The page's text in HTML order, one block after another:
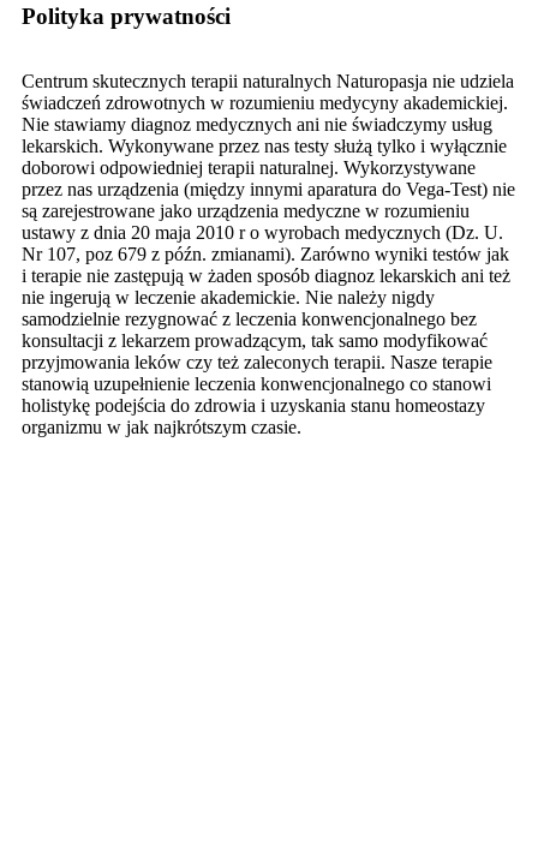
Polityka prywatności
Centrum skutecznych terapii naturalnych Naturopasja nie udziela
świadczeń zdrowotnych w rozumieniu medycyny akademickiej.
Nie stawiamy diagnoz medycznych ani nie świadczymy usług
lekarskich. Wykonywane przez nas testy służą tylko i wyłącznie
doborowi odpowiedniej terapii naturalnej. Wykorzystywane
przez nas urządzenia (między innymi aparatura do Vega-Test) nie
są zarejestrowane jako urządzenia medyczne w rozumieniu
ustawy z dnia 20 maja 2010 r o wyrobach medycznych (Dz. U.
Nr 107, poz 679 z późn. zmianami). Zarówno wyniki testów jak
i terapie nie zastępują w żaden sposób diagnoz lekarskich ani też
nie ingerują w leczenie akademickie. Nie należy nigdy
samodzielnie rezygnować z leczenia konwencjonalnego bez
konsultacji z lekarzem prowadzącym, tak samo modyfikować
przyjmowania leków czy też zaleconych terapii. Nasze terapie
stanowią uzupełnienie leczenia konwencjonalnego co stanowi
holistykę podejścia do zdrowia i uzyskania stanu homeostazy
organizmu w jak najkrótszym czasie.